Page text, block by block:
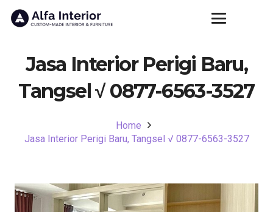
Jasa Interior Perigi Baru,
Tangsel √ 0877-6563-3527
Home
Jasa Interior Perigi Baru, Tangsel √ 0877-6563-3527